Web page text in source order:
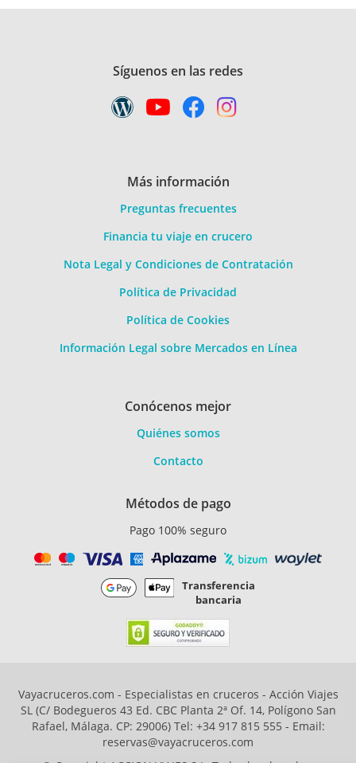
Síguenos en las redes
Más información
Preguntas frecuentes
Financia tu viaje en crucero
Nota Legal y Condiciones de Contratación
Política de Privacidad
Política de Cookies
Información Legal sobre Mercados en Línea
Conócenos mejor
Quiénes somos
Contacto
Métodos de pago
Pago 100% seguro
Transferencia
bancaria
Vayacruceros.com - Especialistas en cruceros - Acción Viajes
SL (C/ Bodegueros 43 Ed. CBC Planta 2ª Of. 14, Polígono San
Rafael, Málaga. CP: 29006) Tel: +34 917 815 555 - Email:
reservas@vayacruceros.com